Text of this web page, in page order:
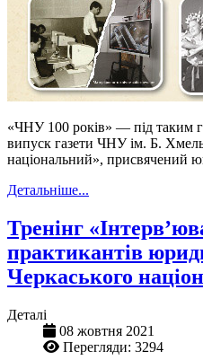
«ЧНУ 100 років» — під таким
випуск газети ЧНУ ім. Б.
національний», присвячений
Детальніше...
Тренінг
практикантів
Черкаського
Деталі
08 жовтня 2021
Перегляди: 3294